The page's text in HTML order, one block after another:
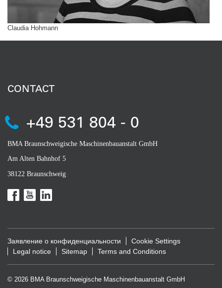
Claudia Hohmann
CONTACT
+49 531 804 - 0
BMA Braunschweigische Maschinenbauanstalt GmbH
Am Alten Bahnhof 5
38122 Braunschweig
Заявление о конфиденциальности
Cookie Settings
Legal notice
Sitemap Terms and Conditions
© 2026 BMA Braunschweigische Maschinenbauanstalt GmbH